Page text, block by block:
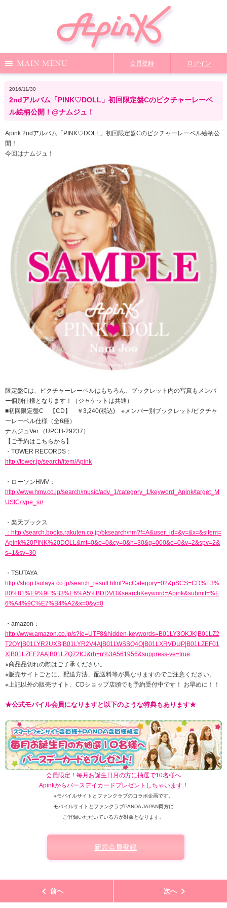
News
DiscoGraphyMailMagazine
Video
ファンクラブ限定コンテンツ
TOP
会員登録 ログイン
2016/11/30
2ndアルバム「PINK♡DOLL」初回限定盤Cのピクチャーレーベ
ル絵柄公開！@ナムジュ！
Apink 2ndアルバム「PINK♡DOLL」初回限定盤Cのピクチャーレーベル絵柄公
開！
今回はナムジュ！
限定盤Cは、ピクチャーレーベルはもちろん、ブックレット内の写真もメンバ
ー個別仕様となります！（ジャケットは共通）
■初回限定盤C 【CD】 ￥3,240(税込) ※メンバー別ブックレット/ピクチャ
ーレーベル仕様（全6種）
ナムジュVer.（UPCH-29237）
【ご予約はこちらから】
・TOWER RECORDS：
http://tower.jp/search/item/Apink
・ローソンHMV：
http://www.hmv.co.jp/search/music/adv_1/category_1/keyword_Apink/target_M
USIC/type_sr/
・楽天ブックス
：http://search.books.rakuten.co.jp/bksearch/nm?f=A&user_id=&y=&x=&sitem=
Apink%20PINK%20DOLL&mt=0&o=0&cy=0&h=30&g=000&e=0&v=2&spv=2&
s=1&sv=30
・TSUTAYA
http://shop.tsutaya.co.jp/search_result.html?ecCategory=02&pSCS=CD%E3%
80%81%E9%9F%B3%E6%A5%BDDVD&searchKeyword=Apink&submit=%E
6%A4%9C%E7%B4%A2&x=0&y=0
・amazon：
http://www.amazon.co.jp/s?ie=UTF8&hidden-keywords=B01LY3OKJK|B01LZ2
T2OY|B01LYR2UXB|B01LYR2V4A|B01LWSSQ4O|B01LXRVDUP|B01LZEF01
X|B01LZEF2AA|B01LZQ72KJ&rh=n%3A561956&suppress-ve=true
※商品品切れの際はご了承ください。
※販売サイトごとに、配送方法、配送料等が異なりますのでご注意ください。
※上記以外の販売サイト、CDショップ店頭でも予約受付中です！ お早めに！！
★公式モバイル会員になりますと以下のような特典もあります★
会員限定！毎月お誕生日月の方に抽選で10名様へ
Apinkからバースデイカードプレゼントしちゃいます！
※モバイルサイトとファンクラブのコラボ企画です。
モバイルサイトとファンクラブPANDA JAPAN両方に
ご登録いただいている方が対象となります。
新規会員登録
前へ 次へ